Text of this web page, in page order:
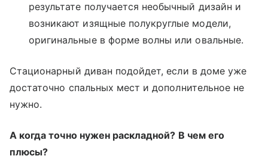
результате получается необычный дизайн и
возникают изящные полукруглые модели,
оригинальные в форме волны или овальные.
Стационарный диван подойдет, если в доме уже
достаточно спальных мест и дополнительное не
нужно.
А когда точно нужен раскладной? В чем его
плюсы?